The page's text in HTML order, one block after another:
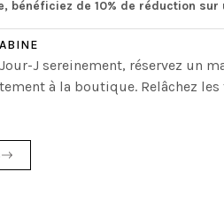
bénéficiez de 10% de réduction sur
J sereinement, réservez un
à la boutique. Relâchez